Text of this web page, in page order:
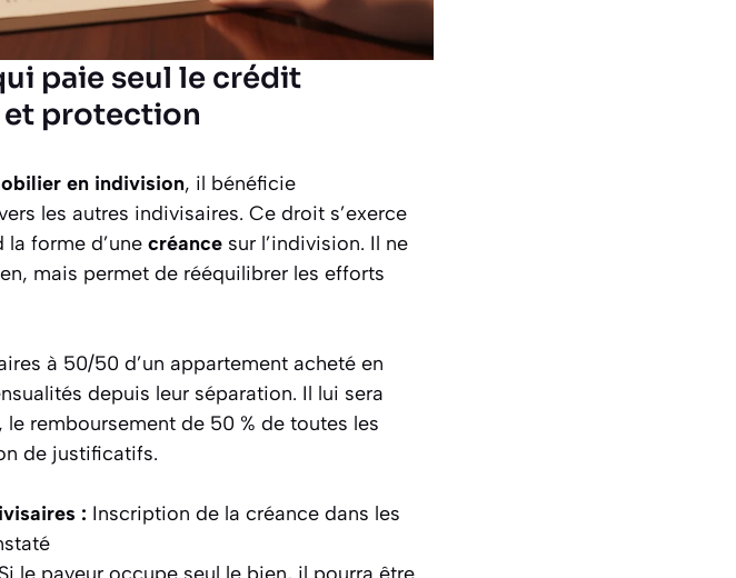
paie seul le crédit
et protection
en indivision, il bénéficie
les autres indivisaires. Ce droit s’exerce
forme d’une créance sur l’indivision. Il ne
mais permet de rééquilibrer les efforts
à 50/50 d’un appartement acheté en
depuis leur séparation. Il lui sera
remboursement de 50 % de toutes les
de justificatifs.
: Inscription de la créance dans les